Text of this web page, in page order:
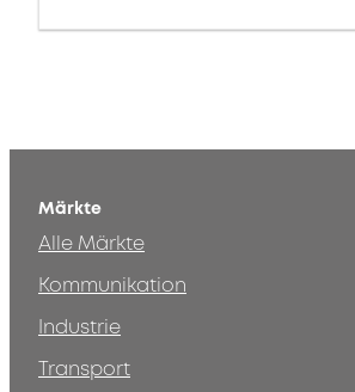
Märkte
Alle Märkte
Kommunikation
Industrie
Transport